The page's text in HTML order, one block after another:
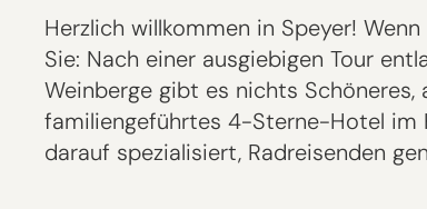
Herzlich willkommen in Speyer!
Sie: Nach einer ausgiebigen Tour
Weinberge gibt es nichts Schöneres,
familiengeführtes 4-Sterne-Hotel im
darauf spezialisiert, Radreisenden